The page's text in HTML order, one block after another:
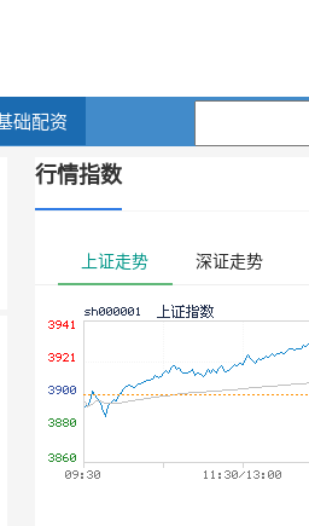
础配资
行情指数
上证走势 深证走势